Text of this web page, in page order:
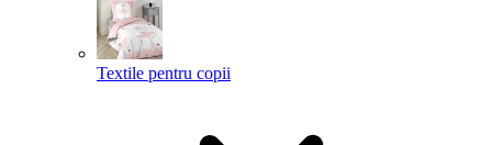
Textile pentru copii